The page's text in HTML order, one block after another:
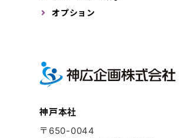
オプション
神戸本社
〒650-0044